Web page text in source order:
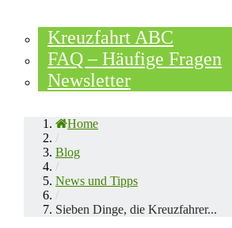
Kreuzfahrt ABC
FAQ – Häufige Fragen
Newsletter
Home
/
Blog
/
News und Tipps
/
Sieben Dinge, die Kreuzfahrer...